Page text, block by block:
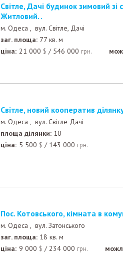
Світле, Дачі будинок зимовий зі своїми зручностями.
Житловий. .
м. Одеса , вул. Світле, Дачі
заг. площа: 77 кв. м
ціна: 21 000 $ / 546 000 грн.
Світле, новий кооператив
м. Одеса , вул. Світле Дачі
площа ділянки: 10
ціна: 5 500 $ / 143 000 грн.
Пос. Котовського, кімната в
м. Одеса , вул. Затонського
заг. площа: 18 кв. м
ціна: 9 000 $ /234 000 грн.